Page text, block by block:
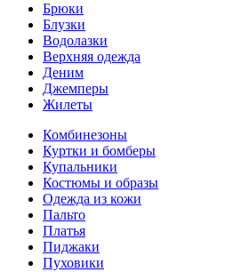
Брюки
Блузки
Водолазки
Верхняя одежда
Деним
Джемперы
Жилеты
Комбинезоны
Куртки и бомберы
Купальники
Костюмы и образы
Одежда из кожи
Пальто
Платья
Пиджаки
Пуховики